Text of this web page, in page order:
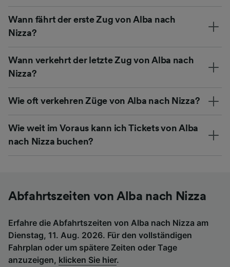
Wann fährt der erste Zug von Alba nach
Nizza?
Wann verkehrt der letzte Zug von Alba nach
Nizza?
Wie oft verkehren Züge von Alba nach Nizza?
Wie weit im Voraus kann ich Tickets von Alba
nach Nizza buchen?
Abfahrtszeiten von Alba nach Nizza
Erfahre die Abfahrtszeiten von Alba nach Nizza am
Dienstag, 11. Aug. 2026. Für den vollständigen
Fahrplan oder um spätere Zeiten oder Tage
anzuzeigen, klicken Sie hier.